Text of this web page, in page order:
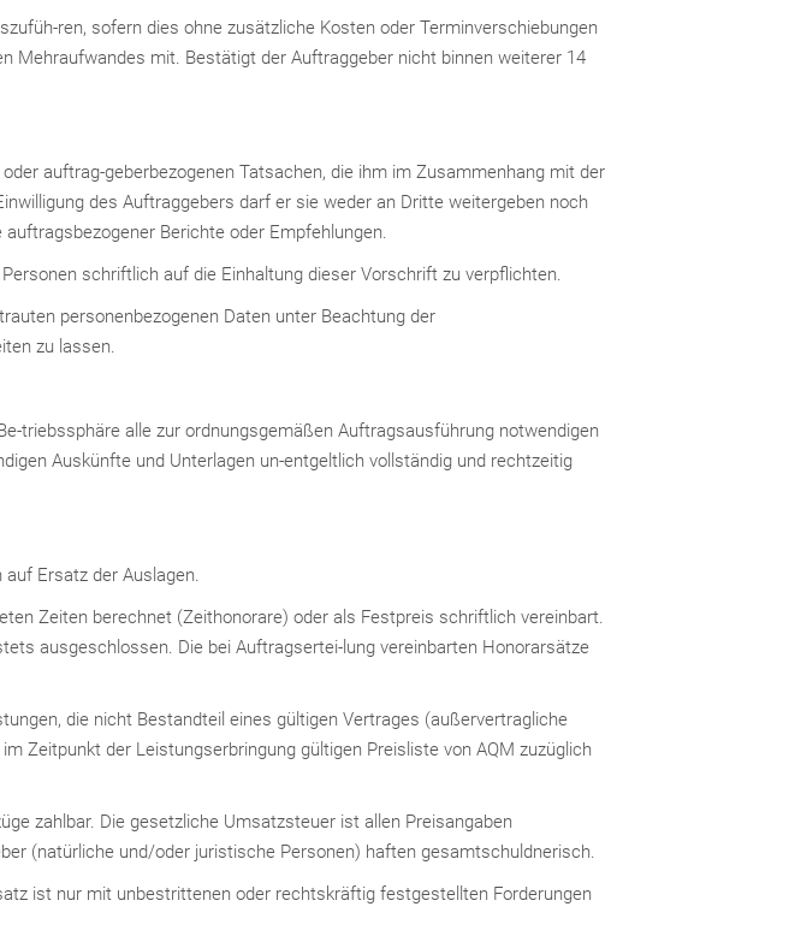
ren, sofern dies ohne zusätzliche Kosten oder Terminverschiebungen
Mehraufwandes mit. Bestätigt der Auftraggeber nicht binnen weiterer 14
auftrag-geberbezogenen Tatsachen, die ihm im Zusammenhang mit der
des Auftraggebers darf er sie weder an Dritte weitergeben noch
Berichte oder Empfehlungen.
schriftlich auf die Einhaltung dieser Vorschrift zu verpflichten.
personenbezogenen Daten unter Beachtung der
zu lassen.
triebssphäre alle zur ordnungsgemäßen Auftragsausführung notwendigen
Auskünfte und Unterlagen un-entgeltlich vollständig und rechtzeitig
Ersatz der Auslagen.
Zeiten berechnet (Zeithonorare) oder als Festpreis schriftlich vereinbart.
ausgeschlossen. Die bei Auftragsertei-lung vereinbarten Honorarsätze
die nicht Bestandteil eines gültigen Vertrages (außervertragliche
Zeitpunkt der Leistungserbringung gültigen Preisliste von AQM zuzüglich
zahlbar. Die gesetzliche Umsatzsteuer ist allen Preisangaben
(natürliche und/oder juristische Personen) haften gesamtschuldnerisch.
ist nur mit unbestrittenen oder rechtskräftig festgestellten Forderungen